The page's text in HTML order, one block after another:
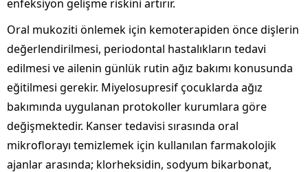
enfeksiyon gelişme riskini artırır.
Oral mukoziti önlemek için kemoterapiden önce dişlerin
değerlendirilmesi, periodontal hastalıkların tedavi
edilmesi ve ailenin günlük rutin ağız bakımı konusunda
eğitilmesi gerekir. Miyelosupresif çocuklarda ağız
bakımında uygulanan protokoller kurumlara göre
değişmektedir. Kanser tedavisi sırasında oral
mikroflorayı temizlemek için kullanılan farmakolojik
ajanlar arasında; klorheksidin, sodyum bikarbonat,